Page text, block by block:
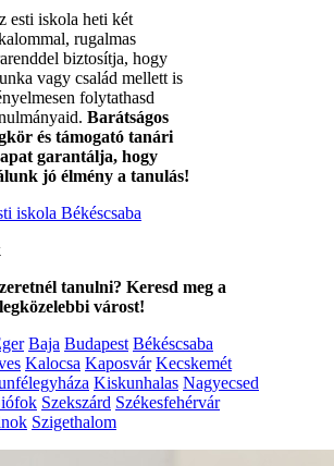
esti iskola heti két
rugalmas
biztosítja, hogy
vagy család mellett is
folytathasd
Barátságos
és támogató tanári
garantálja, hogy
jó élmény a tanulás!
iskola Békéscsaba
tanulni? Keresd meg a
várost!
Baja Budapest Békéscsaba
Kalocsa Kaposvár Kecskemét
Kiskunhalas Nagyecsed
Szekszárd Székesfehérvár
Szigethalom